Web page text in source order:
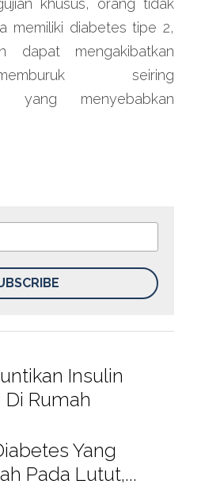
khusus, orang tidak
memiliki diabetes tipe 2,
dapat mengakibatkan
seiring
yang menyebabkan
Insulin
Rumah
Yang
Pada Lutut,...